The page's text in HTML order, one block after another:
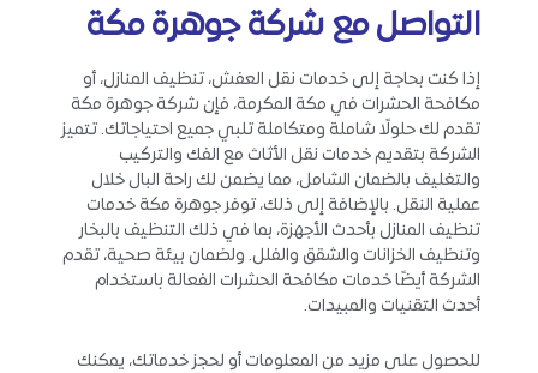
التواصل مع شركة جوهرة مكة
إذا كنت بحاجة إلى خدمات نقل العفش، تنظيف المنازل، أو
مكافحة الحشرات في مكة المكرمة، فإن شركة جوهرة مكة
تقدم لك حلولًا شاملة ومتكاملة تلبي جميع احتياجاتك. تتميز
الشركة بتقديم خدمات نقل الأثاث مع الفك والتركيب
والتغليف بالضمان الشامل، مما يضمن لك راحة البال خلال
عملية النقل. بالإضافة إلى ذلك، توفر جوهرة مكة خدمات
تنظيف المنازل بأحدث الأجهزة، بما في ذلك التنظيف بالبخار
وتنظيف الخزانات والشقق والفلل. ولضمان بيئة صحية، تقدم
الشركة أيضًا خدمات مكافحة الحشرات الفعالة باستخدام
أحدث التقنيات والمبيدات.
للحصول على مزيد من المعلومات أو لحجز خدماتك، يمكنك